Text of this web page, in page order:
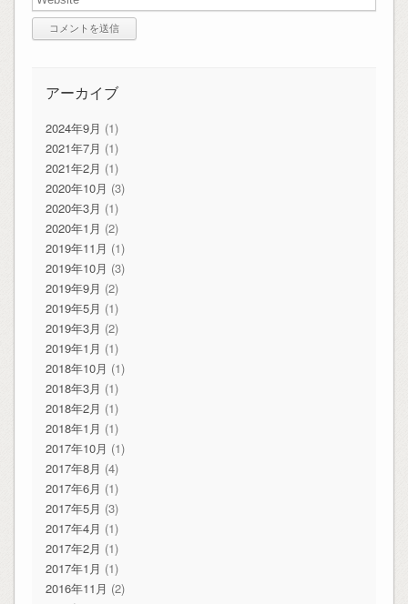
アーカイブ
2024年9月 (1)
2021年7月 (1)
2021年2月 (1)
2020年10月 (3)
2020年3月 (1)
2020年1月 (2)
2019年11月 (1)
2019年10月 (3)
2019年9月 (2)
2019年5月 (1)
2019年3月 (2)
2019年1月 (1)
2018年10月 (1)
2018年3月 (1)
2018年2月 (1)
2018年1月 (1)
2017年10月 (1)
2017年8月 (4)
2017年6月 (1)
2017年5月 (3)
2017年4月 (1)
2017年2月 (1)
2017年1月 (1)
2016年11月 (2)